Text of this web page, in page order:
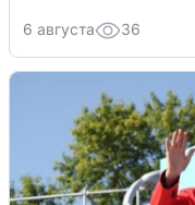
6 августа 36